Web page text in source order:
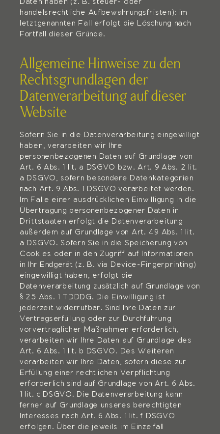
Daten haben (z. B. steuer- oder
handelsrechtliche Aufbewahrungsfristen); im
letztgenannten Fall erfolgt die Löschung nach
Fortfall dieser Gründe.
Allgemeine Hinweise zu den
Rechtsgrundlagen der
Datenverarbeitung auf dieser
Website
Sofern Sie in die Datenverarbeitung eingewilligt
haben, verarbeiten wir Ihre
personenbezogenen Daten auf Grundlage von
Art. 6 Abs. 1 lit. a DSGVO bzw. Art. 9 Abs. 2 lit.
a DSGVO, sofern besondere Datenkategorien
nach Art. 9 Abs. 1 DSGVO verarbeitet werden.
Im Falle einer ausdrücklichen Einwilligung in die
Übertragung personenbezogener Daten in
Drittstaaten erfolgt die Datenverarbeitung
außerdem auf Grundlage von Art. 49 Abs. 1 lit.
a DSGVO. Sofern Sie in die Speicherung von
Cookies oder in den Zugriff auf Informationen
in Ihr Endgerät (z. B. via Device-Fingerprinting)
eingewilligt haben, erfolgt die
Datenverarbeitung zusätzlich auf Grundlage von
§ 25 Abs. 1 TDDDG. Die Einwilligung ist
jederzeit widerrufbar. Sind Ihre Daten zur
Vertragserfüllung oder zur Durchführung
vorvertraglicher Maßnahmen erforderlich,
verarbeiten wir Ihre Daten auf Grundlage des
Art. 6 Abs. 1 lit. b DSGVO. Des Weiteren
verarbeiten wir Ihre Daten, sofern diese zur
Erfüllung einer rechtlichen Verpflichtung
erforderlich sind auf Grundlage von Art. 6 Abs.
1 lit. c DSGVO. Die Datenverarbeitung kann
ferner auf Grundlage unseres berechtigten
Interesses nach Art. 6 Abs. 1 lit. f DSGVO
erfolgen. Über die jeweils im Einzelfall